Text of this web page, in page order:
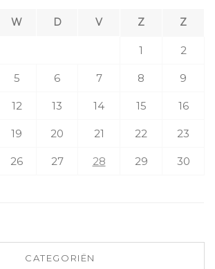
W D V Z Z
1 2
5 6 7 8 9
12 13 14 15 16
19 20 21 22 23
26 27 28 29 30
CATEGORIËN